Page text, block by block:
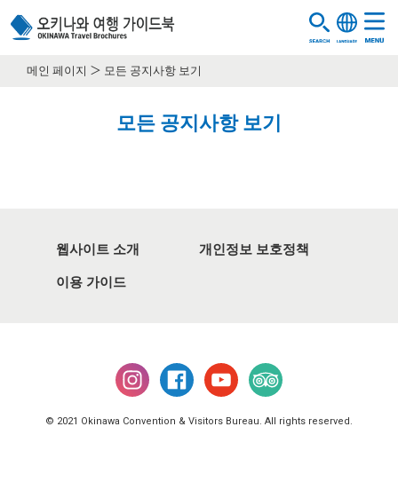
메인 페이지 모든 공지사항 보기
모든 공지사항 보기
웹사이트 소개 개인정보 보호정책
이용 가이드
© 2021 Okinawa Convention & Visitors Bureau. All rights reserved.